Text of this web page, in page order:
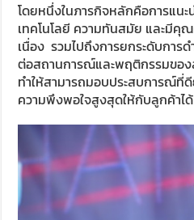
โดยหนึ่งในภารกิจหลักคือการแ
เทคโนโลยี ความทันสมัย และมีคุ
เนื่อง รวมไปถึงการยกระดับการ
ต่อสถานการณ์และพฤติกรรมของ
ทำให้สามารถมอบประสบการณ์ที่
ความพึงพอใจสูงสุดให้กับลูกค้าได้